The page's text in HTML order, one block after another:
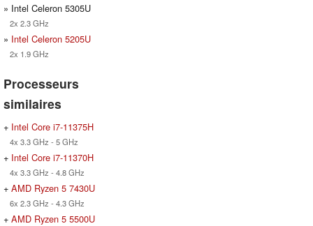
» Intel Celeron 5305U
2x 2.3 GHz
» Intel Celeron 5205U
2x 1.9 GHz
Processeurs
similaires
+ Intel Core i7-11375H
4x 3.3 GHz - 5 GHz
+ Intel Core i7-11370H
4x 3.3 GHz - 4.8 GHz
+ AMD Ryzen 5 7430U
6x 2.3 GHz - 4.3 GHz
+ AMD Ryzen 5 5500U